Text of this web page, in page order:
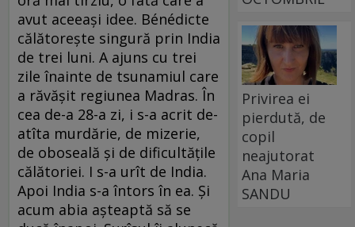
avut aceeaşi idee. Bénédicte
călătoreşte singură prin India
de trei luni. A ajuns cu trei
zile înainte de tsunamiul care
a răvăşit regiunea Madras. În
cea de-a 28-a zi, i s-a acrit de-
atîta murdărie, de mizerie,
de oboseală şi de dificultăţile
călătoriei. I s-a urît de India.
Apoi India s-a întors în ea. Şi
acum abia aşteaptă să se
Privirea ei
pierdută, de
copil
neajutorat
Ana Maria
SANDU